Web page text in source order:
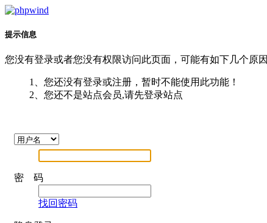
提示信息
您没有登录或者您没有权限访问此页面，可能有如下几个原因
1、您还没有登录或注册，暂时不能使用此功能！
2、您还不是站点会员,请先登录站点
密 码
找回密码